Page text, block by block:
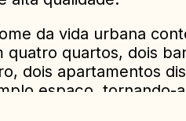
da vida urbana
quatro quartos, dois
dois apartamentos
espaço, tornando-